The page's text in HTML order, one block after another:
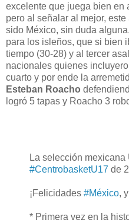
excelente que juega bien en
pero al señalar al mejor,
sido México, sin duda
para los isleños, que si bien
tiempo (30-28) y al tercer
nacionales quienes
cuarto y por ende la
Esteban Roacho
logró 5 tapas y Roacho 3
La selección mexicana
#CentrobasketU17 de
¡Felicidades #México,
* Primera vez en la